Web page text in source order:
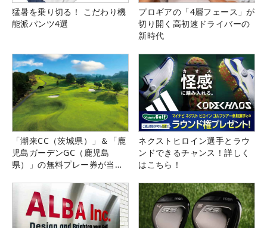
猛暑を乗り切る！ こだわり機
能派パンツ4選
プロギアの「4層フェース」が
切り開く高初速ドライバーの
新時代
「潮来CC（茨城県）」＆「鹿
児島ガーデンGC（鹿児島
県）」の無料プレー券が当た
ネクストヒロイン選手とラウ
ンドできるチャンス！詳しく
はこちら！